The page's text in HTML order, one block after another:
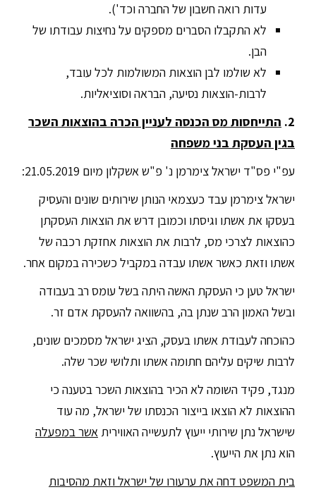
עדות רואה חשבון של החברה וכד').
לא התקבלו הסברים מספקים על נחיצות עבודתו של
הבן.
לא שולמו לבן הוצאות המשולמות לכל עובד,
לרבות-הוצאות נסיעה, הבראה וסוציאליות.
2. התייחסות מס הכנסה לעניין הכרה בהוצאות השכר
בגין העסקת בני משפחה
עפ"י פס"ד ישראל צימרמן נ' פ"ש אשקלון מיום 21.05.2019:
ישראל צימרמן עבד כעצמאי הנותן שירותים שונים והעסיק
בעסקו את אשתו וגיסתו וכמובן דרש את הוצאות העסקתן
כהוצאות לצרכי מס, לרבות את הוצאות אחזקת רכבה של
אשתו וזאת כאשר אשתו עבדה במקביל כשכירה במקום אחר.
ישראל טען כי העסקת האשה היתה בשל עומס רב בעבודה
ובשל האמון הרב שנתן בה, בהשוואה להעסקת אדם זר.
כהוכחה לעבודת אשתו בעסק, הציג ישראל מסמכים שונים,
לרבות שיקים עליהם חתומה אשתו ותלושי שכר שלה.
מנגד, פקיד השומה לא הכיר בהוצאות השכר בטענה כי
ההוצאות לא הוצאו בייצור הכנסתו של ישראל, מה עוד
שישראל נתן שירותי ייעוץ לתעשייה האווירית אשר במפעלה
הוא נתן את הייעוץ.
בית המשפט דחה את ערעורו של ישראל וזאת מהסיבות